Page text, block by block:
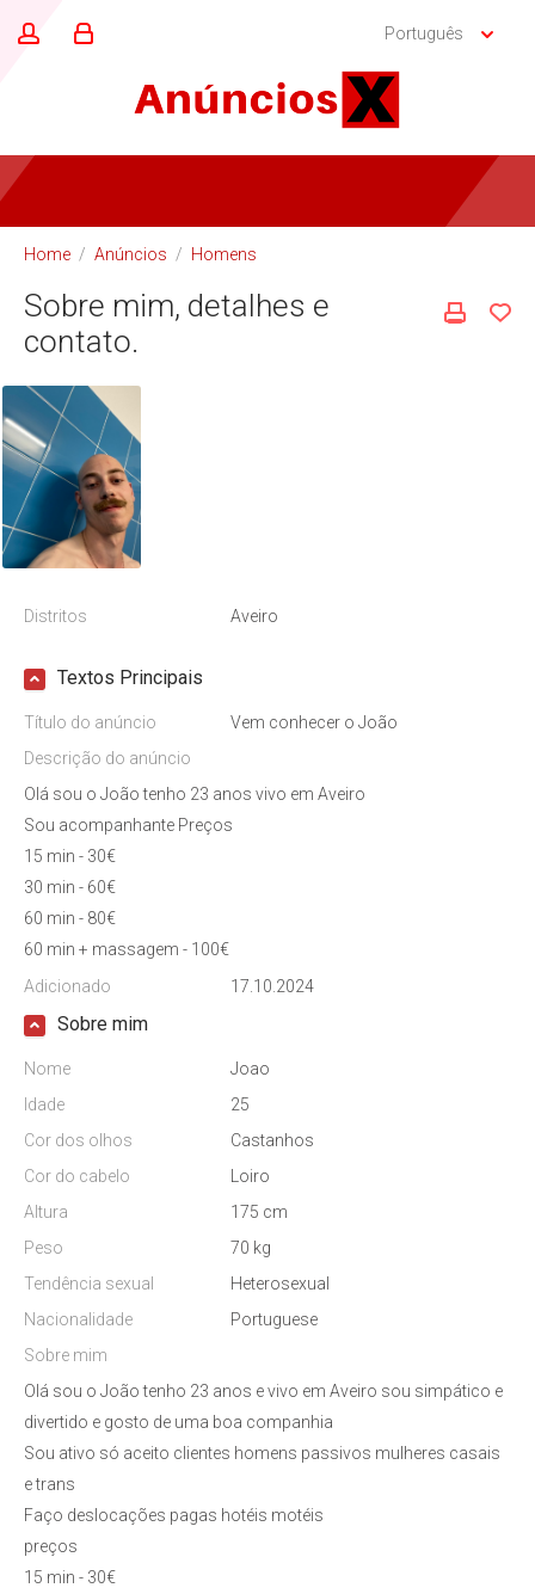
Português
Home / Anúncios / Homens
Sobre mim, detalhes e
contato.
Distritos Aveiro
Textos Principais
Título do anúncio
Vem conhecer o João
Descrição do anúncio
Olá sou o João tenho 23 anos vivo em Aveiro
Sou acompanhante Preços
15 min - 30€
30 min - 60€
60 min - 80€
60 min + massagem - 100€
Adicionado
17.10.2024
Sobre mim
Nome
Joao
Idade
25
Cor dos olhos
Castanhos
Cor do cabelo
Loiro
Altura
175 cm
Peso
70 kg
Tendência sexual
Heterosexual
Nacionalidade
Portuguese
Sobre mim
Olá sou o João tenho 23 anos e vivo em Aveiro sou simpático e
divertido e gosto de uma boa companhia
Sou ativo só aceito clientes homens passivos mulheres casais
e trans
Faço deslocações pagas hotéis motéis
preços
15 min - 30€